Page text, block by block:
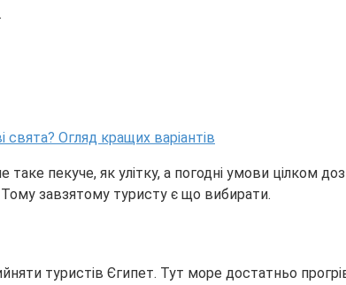
таке пекуче, як улітку, а погодні умови цілком
завзятому туристу є що вибирати.
туристів Єгипет. Тут море достатньо